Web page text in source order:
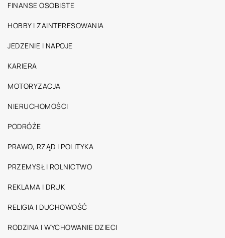
FINANSE OSOBISTE
HOBBY I ZAINTERESOWANIA
JEDZENIE I NAPOJE
KARIERA
MOTORYZACJA
NIERUCHOMOŚCI
PODRÓŻE
PRAWO, RZĄD I POLITYKA
PRZEMYSŁ I ROLNICTWO
REKLAMA I DRUK
RELIGIA I DUCHOWOŚĆ
RODZINA I WYCHOWANIE DZIECI